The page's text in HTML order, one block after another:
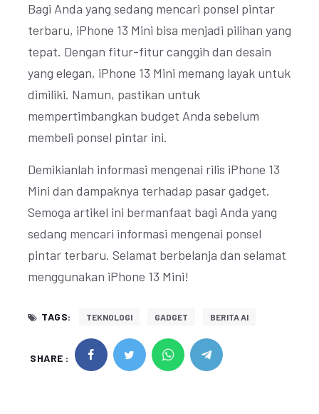
Bagi Anda yang sedang mencari ponsel pintar
terbaru, iPhone 13 Mini bisa menjadi pilihan yang
tepat. Dengan fitur-fitur canggih dan desain
yang elegan, iPhone 13 Mini memang layak untuk
dimiliki. Namun, pastikan untuk
mempertimbangkan budget Anda sebelum
membeli ponsel pintar ini.
Demikianlah informasi mengenai rilis iPhone 13
Mini dan dampaknya terhadap pasar gadget.
Semoga artikel ini bermanfaat bagi Anda yang
sedang mencari informasi mengenai ponsel
pintar terbaru. Selamat berbelanja dan selamat
menggunakan iPhone 13 Mini!
TAGS: TEKNOLOGI GADGET BERITA AI
SHARE :